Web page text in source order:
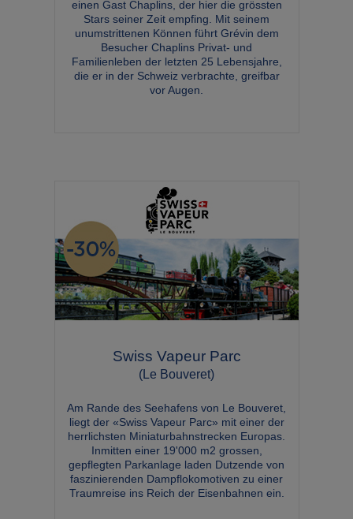
einen Gast Chaplins, der hier die grössten
Stars seiner Zeit empfing. Mit seinem
unumstrittenen Können führt Grévin dem
Besucher Chaplins Privat- und
Familienleben der letzten 25 Lebensjahre,
die er in der Schweiz verbrachte, greifbar
vor Augen.
Swiss Vapeur Parc
(Le Bouveret)
Am Rande des Seehafens von Le Bouveret,
liegt der «Swiss Vapeur Parc» mit einer der
herrlichsten Miniaturbahnstrecken Europas.
Inmitten einer 19'000 m2 grossen,
gepflegten Parkanlage laden Dutzende von
faszinierenden Dampflokomotiven zu einer
Traumreise ins Reich der Eisenbahnen ein.